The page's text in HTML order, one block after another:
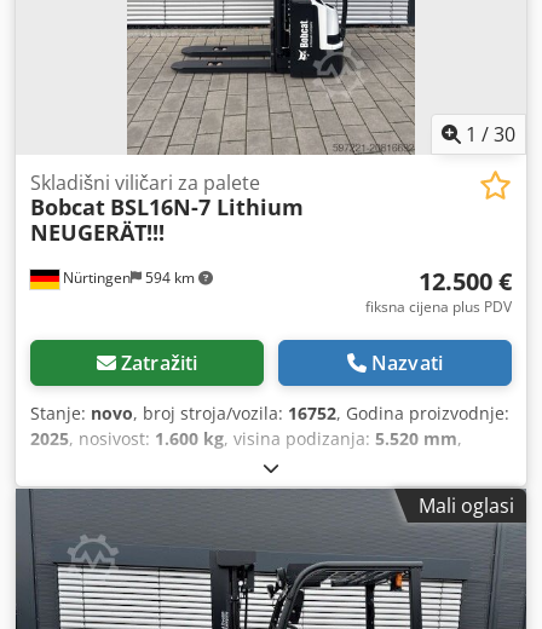
1 /30
Nürtingen 594 km
Skladišni viličari za palete
Bobcat BSL16N-7 Lithium
NEUGERÄT!!!
12.500 €
fiksna cijena plus PDV
Zatražiti Nazvati
Stanje: novo, broj stroja/vozila: 16752, Godina proizvodnje:
2025, nosivost: 1.600 kg, visina podizanja: 5.520 mm,
, težište tereta:
goriva:električni, vrsta jarbola:triplex, građevinska visina:
2.408 mm
, duljina vilica: 1.150 mm,
veličina prednje gume:
, veličina stražnje gume:,
ukupna masa:1.222 kg, 5041176 Chedpfjx Nk Hyjx Aamoa
Serijski broj: OBWNE-000719 Podaci o bateriji: 24 volta, 150
Ah
Mali oglasi